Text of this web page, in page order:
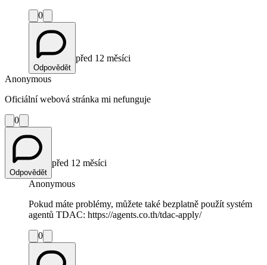
0
Odpovědět
před 12 měsíci
Anonymous
Oficiální webová stránka mi nefunguje
0
Odpovědět
před 12 měsíci
Anonymous
Pokud máte problémy, můžete také bezplatně použít systém
agentů TDAC: https://agents.co.th/tdac-apply/
0